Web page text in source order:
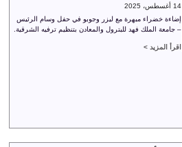
14 أغسطس، 2025
إضاءة خضراء مبهرة مع ليزر وجوبو في حفل وسام الرئيس
– جامعة الملك فهد للبترول والمعادن بتنظيم ترفيه الشرقية.
اقرأ المزيد >